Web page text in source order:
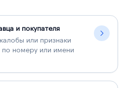
и покупателя
или признаки
номеру или имени